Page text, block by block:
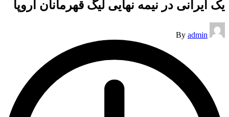
یک ایرانی در نیمه نهایی لیگ قهرمانان اروپا
Posted
by
By admin